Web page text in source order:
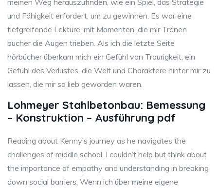
meinen Weg herauszufinden, wie ein Spiel, das Strategie
und Fähigkeit erfordert, um zu gewinnen. Es war eine
tiefgreifende Lektüre, mit Momenten, die mir Tränen
bucher die Augen trieben. Als ich die letzte Seite
hörbücher überkam mich ein Gefühl von Traurigkeit, ein
Gefühl des Verlustes, die Welt und Charaktere hinter mir zu
lassen, die mir so lieb geworden waren.
Lohmeyer Stahlbetonbau: Bemessung
– Konstruktion – Ausführung pdf
Reading about Kenny’s journey as he navigates the
challenges of middle school, I couldn’t help but think about
the importance of empathy and understanding in breaking
down social barriers. Wenn ich über meine eigene